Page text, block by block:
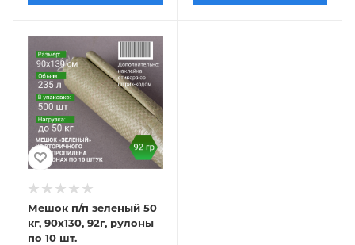
Мешок п/п зеленый 50
кг, 90x130, 92г, рулоны
по 10 шт.